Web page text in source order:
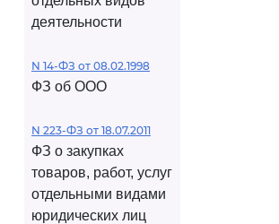
деятельности
N 14-ФЗ от 08.02.1998
ФЗ об ООО
N 223-ФЗ от 18.07.2011
ФЗ о закупках
товаров, работ, услуг
отдельными видами
юридических лиц